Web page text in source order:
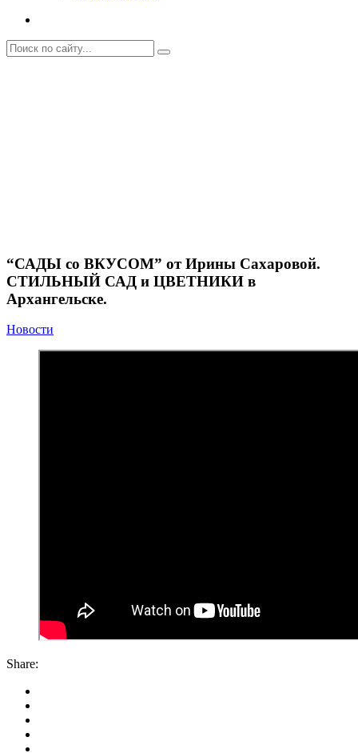
“САДЫ со ВКУСОМ” от Ирины Сахаровой.
СТИЛЬНЫЙ САД и ЦВЕТНИКИ в
Архангельске.
Новости
Share: